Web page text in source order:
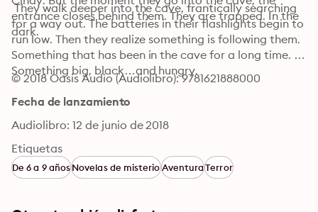
entrance closes behind them. They are trapped. In the
dark.
They walk deeper into the cave, frantically searching
for a way out. The batteries in their flashlights begin to
run low. Then they realize something is following them.
Something that has been in the cave for a long time.
Something big, black…and hungry.
© 2018 Oasis Audio (Audiolibro): 9781621888000
Fecha de lanzamiento
Audiolibro: 12 de junio de 2018
Etiquetas
De 6 a 9 añosNovelas de misterioAventuraTerror